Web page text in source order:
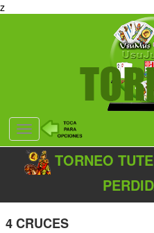
z
Desplegar
navegación
TORNEO
4 CRUCES